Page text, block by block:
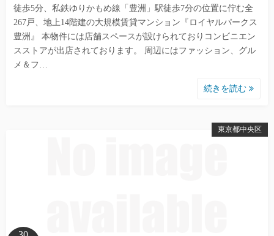
徒歩5分、私鉄ゆりかもめ線「豊洲」駅徒歩7分の位置に佇む全
267戸、地上14階建の大規模賃貸マンション『ロイヤルパークス
豊洲』 本物件には店舗スペースが設けられておりコンビニエン
スストアが出店されております。 周辺にはファッション、グル
メ＆フ…
続きを読む
東京都中央区